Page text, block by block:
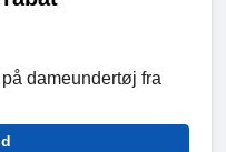
dameundertøj fra